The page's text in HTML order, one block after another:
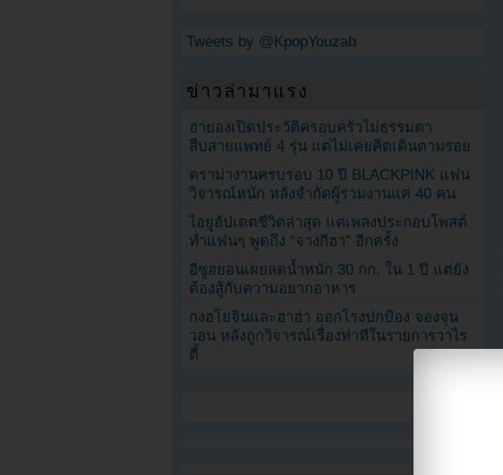
Tweets by @KpopYouzab
ข่าวล่ามาแรง
ฮายองเปิดประวัติครอบครัวไม่ธรรมดา
สืบสายแพทย์ 4 รุ่น แต่ไม่เคยคิดเดินตามรอย
ดราม่างานครบรอบ 10 ปี BLACKPINK แฟน
วิจารณ์หนัก หลังจำกัดผู้ร่วมงานแค่ 40 คน
ไอยูอัปเดตชีวิตล่าสุด แต่เพลงประกอบโพสต์
ทำแฟนๆ พูดถึง “จางกีฮา” อีกครั้ง
อีซูฮยอนเผยลดน้ำหนัก 30 กก. ใน 1 ปี แต่ยัง
ต้องสู้กับความอยากอาหาร
กงฮโยจินและฮาฮ่า ออกโรงปกป้อง จองจุน
วอน หลังถูกวิจารณ์เรื่องท่าทีในรายการวาไร
ตี้